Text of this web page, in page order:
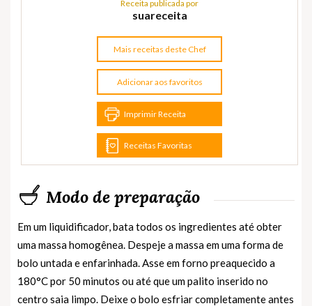
Receita publicada por
suareceita
Mais receitas deste Chef
Adicionar aos favoritos
Imprimir Receita
Receitas Favoritas
Modo de preparação
Em um liquidificador, bata todos os ingredientes até obter
uma massa homogênea. Despeje a massa em uma forma de
bolo untada e enfarinhada. Asse em forno preaquecido a
180°C por 50 minutos ou até que um palito inserido no
centro saia limpo. Deixe o bolo esfriar completamente antes